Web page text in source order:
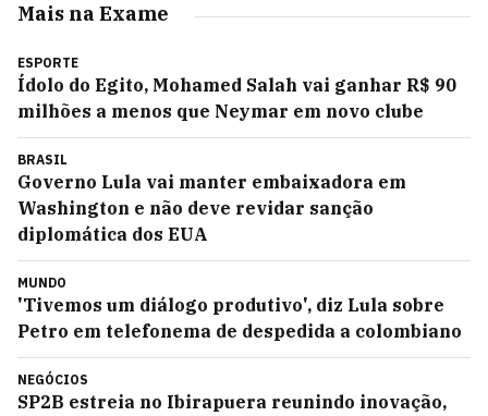
Mais na Exame
ESPORTE
Ídolo do Egito, Mohamed Salah vai ganhar R$ 90
milhões a menos que Neymar em novo clube
BRASIL
Governo Lula vai manter embaixadora em
Washington e não deve revidar sanção
diplomática dos EUA
MUNDO
'Tivemos um diálogo produtivo', diz Lula sobre
Petro em telefonema de despedida a colombiano
NEGÓCIOS
SP2B estreia no Ibirapuera reunindo inovação,